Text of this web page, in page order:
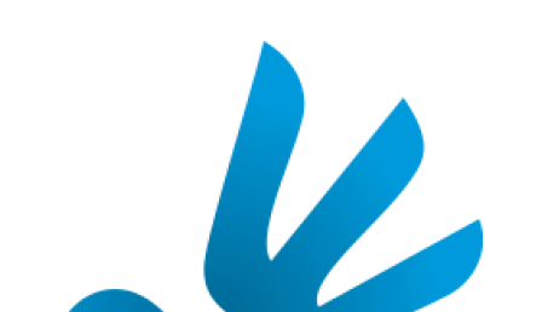
Obfrau im Ausschuss für Menschenrechte und
Mein Abstimmungsverhalten